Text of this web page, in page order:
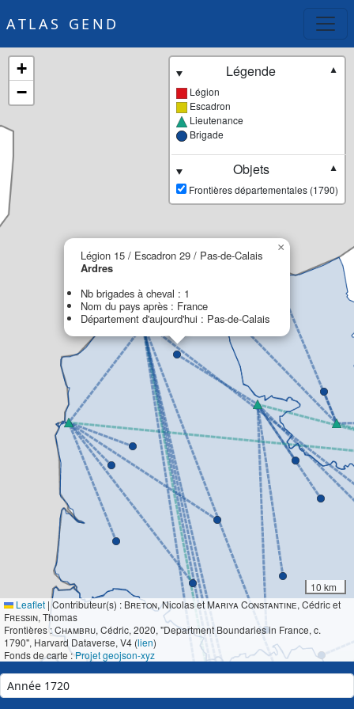
ATLAS GEND
Légion 15 / Escadron 29 / Pas-de-Calais
Ardres
Nb brigades à cheval : 1
Nom du pays après : France
Département d'aujourd'hui : Pas-de-Calais
×
+
−
Légende
▼
Légion
Escadron
Lieutenance
Brigade
Objets
▼
Frontières départementales (1790)
10 km
Leaflet | Contributeur(s) : Breton, Nicolas etMariya Constantine, Cédric et
Fressin, Thomas
Frontières :Chambru, Cédric, 2020, "Department Boundaries in France, c.
1790", Harvard Dataverse, V4 (lien)
Fonds de carte :Projet geojson-xyz